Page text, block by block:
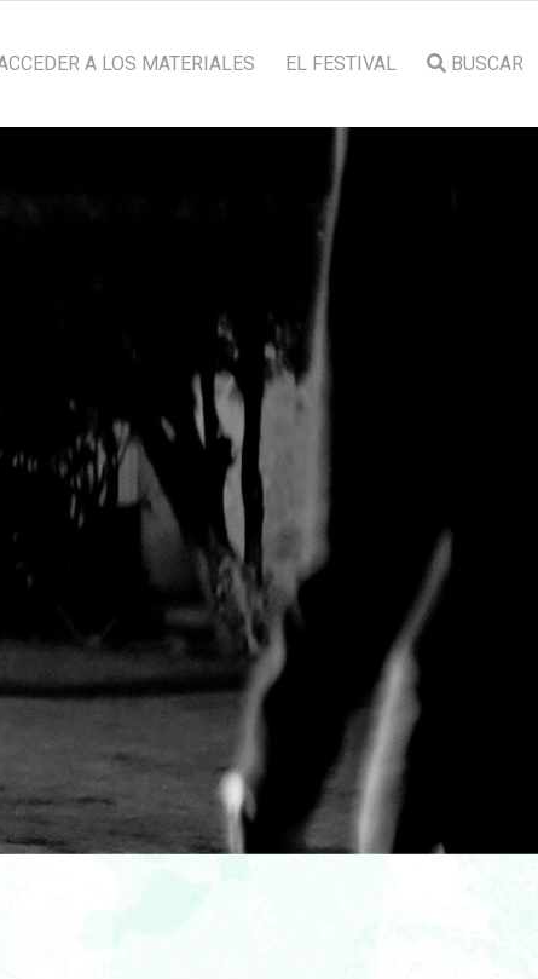
A LOS MATERIALES EL FESTIVAL BUSCAR